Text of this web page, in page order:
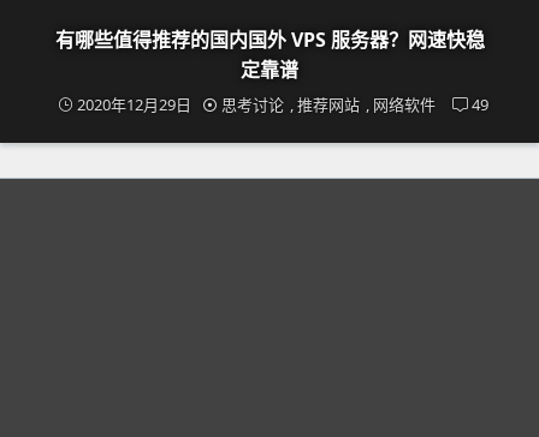
有哪些值得推荐的国内国外 VPS 服务器？网速快稳
定靠谱
2020年12月29日 思考讨论 推荐网站 网络软件 49